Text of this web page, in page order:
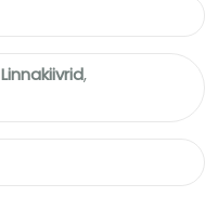
Linnakiivrid,